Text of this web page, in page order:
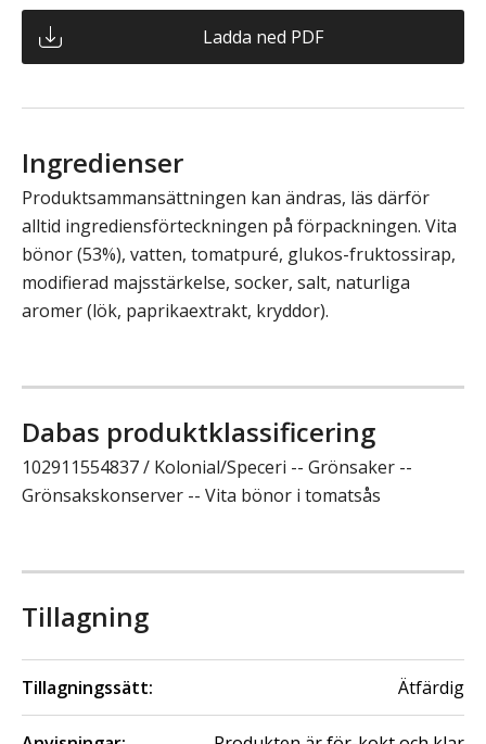
Ladda ned PDF
Ingredienser
Produktsammansättningen kan ändras, läs därför
alltid ingrediensförteckningen på förpackningen. Vita
bönor (53%), vatten, tomatpuré, glukos-fruktossirap,
modifierad majsstärkelse, socker, salt, naturliga
aromer (lök, paprikaextrakt, kryddor).
Dabas produktklassificering
102911554837 / Kolonial/Speceri -- Grönsaker --
Grönsakskonserver -- Vita bönor i tomatsås
Tillagning
Tillagningssätt: Ätfärdig